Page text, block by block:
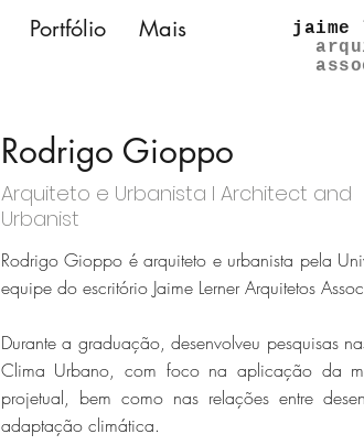
Portfólio Mais
jaime
Rodrigo Gioppo
Arquiteto e Urbanista l Architect and
Urbanist
Rodrigo Gioppo é arquiteto e urbanista pela
equipe do escritório Jaime Lerner Arquitetos
Durante a graduação, desenvolveu pesquisas
Clima Urbano, com foco na aplicação da
projetual, bem como nas relações entre
adaptação climática.